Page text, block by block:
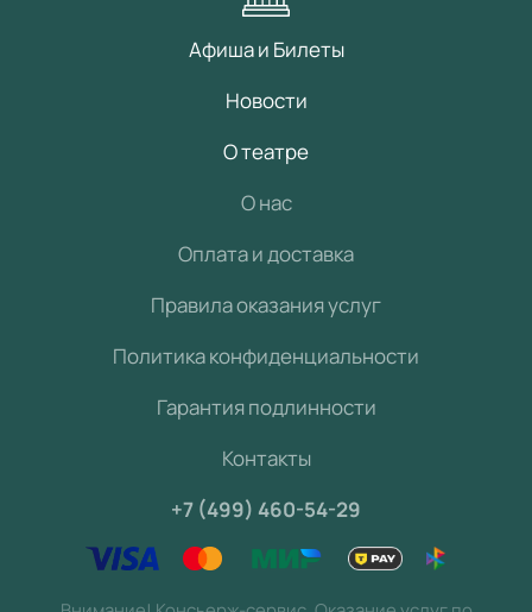
Афиша и Билеты
Новости
О театре
О нас
Оплата и доставка
Правила оказания услуг
Политика конфиденциальности
Гарантия подлинности
Контакты
+7 (499) 460-54-29